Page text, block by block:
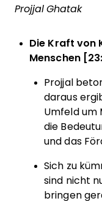
Projjal Ghatak
Die Kraft von
Menschen
Projjal
daraus
Umfeld um
die
und das
Sich zu
sind nicht
bringen